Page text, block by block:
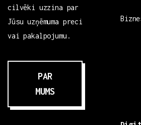
cilvēki uzzina par
Jūsu uzņēmuma preci
vai pakalpojumu.
PAR
MUMS